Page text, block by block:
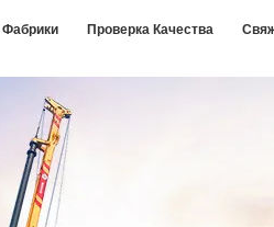
Фабрики Проверка Качества